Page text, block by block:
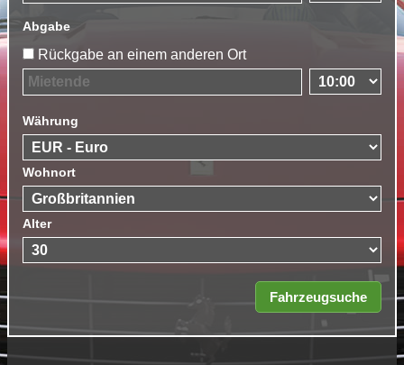
Abgabe
Rückgabe an einem anderen Ort
Währung
Wohnort
Alter